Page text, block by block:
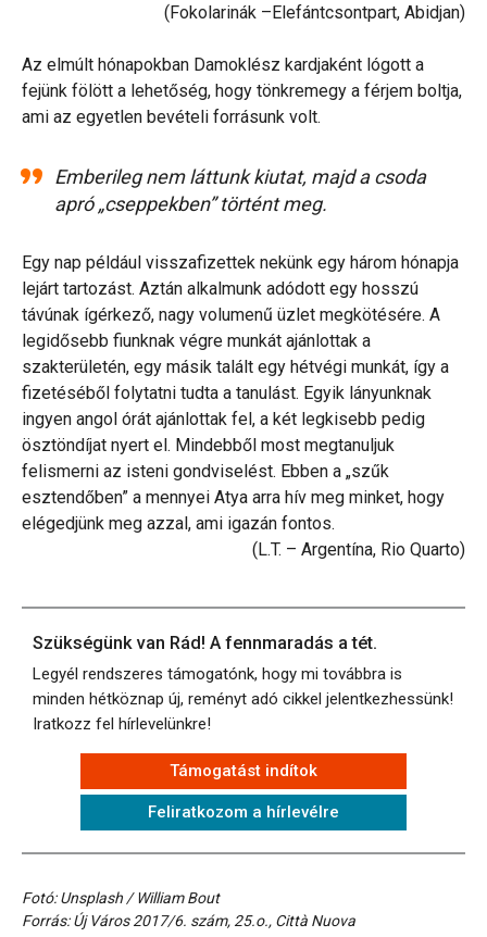
(Fokolarinák –Elefántcsontpart, Abidjan)
Az elmúlt hónapokban Damoklész kardjaként lógott a
fejünk fölött a lehetőség, hogy tönkremegy a férjem boltja,
ami az egyetlen bevételi forrásunk volt.
Emberileg nem láttunk kiutat, majd a csoda
apró „cseppekben” történt meg.
Egy nap például visszafizettek nekünk egy három hónapja
lejárt tartozást. Aztán alkalmunk adódott egy hosszú
távúnak ígérkező, nagy volumenű üzlet megkötésére. A
legidősebb fiunknak végre munkát ajánlottak a
szakterületén, egy másik talált egy hétvégi munkát, így a
fizetéséből folytatni tudta a tanulást. Egyik lányunknak
ingyen angol órát ajánlottak fel, a két legkisebb pedig
ösztöndíjat nyert el. Mindebből most megtanuljuk
felismerni az isteni gondviselést. Ebben a „szűk
esztendőben” a mennyei Atya arra hív meg minket, hogy
elégedjünk meg azzal, ami igazán fontos.
(L.T. – Argentína, Rio Quarto)
Szükségünk van Rád! A fennmaradás a tét.
Legyél rendszeres támogatónk, hogy mi továbbra is
minden hétköznap új, reményt adó cikkel jelentkezhessünk!
Iratkozz fel hírlevelünkre!
Támogatást indítok
Feliratkozom a hírlevélre
Fotó: Unsplash / William Bout
Forrás: Új Város 2017/6. szám, 25.o., Città Nuova